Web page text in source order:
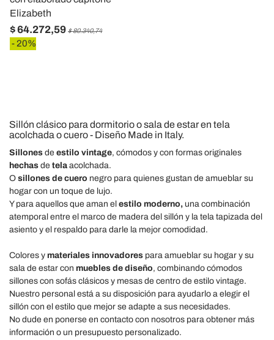
Elizabeth
$ 64.272,59 $ 80.340,74
- 20%
Sillón clásico para dormitorio o sala de estar en tela
acolchada o cuero - Diseño Made in Italy.
Sillones de estilo vintage, cómodos y con formas originales
hechas de tela acolchada.
O sillones de cuero negro para quienes gustan de amueblar su
hogar con un toque de lujo.
Y para aquellos que aman el estilo moderno, una combinación
atemporal entre el marco de madera del sillón y la tela tapizada del
asiento y el respaldo para darle la mejor comodidad.
Colores y materiales innovadores para amueblar su hogar y su
sala de estar con muebles de diseño, combinando cómodos
sillones con sofás clásicos y mesas de centro de estilo vintage.
Nuestro personal está a su disposición para ayudarlo a elegir el
sillón con el estilo que mejor se adapte a sus necesidades.
No dude en ponerse en contacto con nosotros para obtener más
información o un presupuesto personalizado.